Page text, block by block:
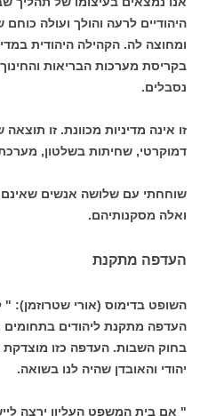
היהודיים לרעה והולך ועולה
ומחוצה לה. הקהילה היהודית
בקריסת מערכות הבריאות
נסבלים.
זו אינה מדיניות מכוונת. זו
דמוקרטי, שחיתות בשלטון,
שוחחתי עם שלושה אנשים שאינם
ואלה מסקנותיהם.
העדפה מתקנת
השופט בדימוס (אורי שטרוזמן):
העדפה מתקנת ליהודים
בחוק השבות. העדפה כזו מוצדקת
יהודי והאובדן שהיה לנו בשואה.
" אם בית המשפט העליון ירצה